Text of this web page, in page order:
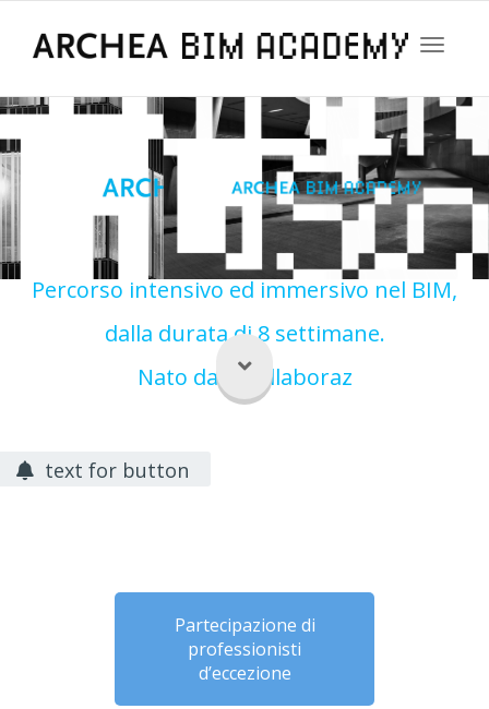
Percorso intensivo ed immersivo nel BIM,
dalla durata di 8 settimane.
Nato dalla collaborazione tr
text for button
Partecipazione di
professionisti
d’eccezione